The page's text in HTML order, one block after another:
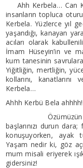
Ahh Kerbela… Can
insanların topluca
Kerbela. Yüzlerce yıl
yaşandığı, kanayan
acıları olarak
İmam Hüseyin’in ve
kum tanesinin
Yiğitliğin, mertliğin,
kollarını,
Kerbela…
Ahhh Kerbü Bela ahhhh!
Özümüzün
başlarınızı durun
konuşuyorken, ayak
Yaşam nedir ki, göz
mum misali eriyerek
gidersiniz!